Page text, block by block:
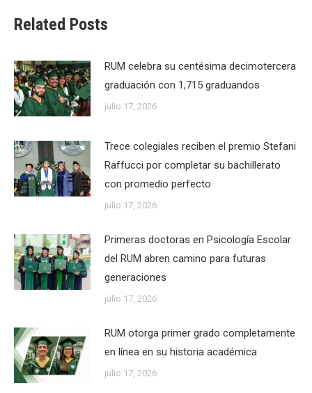
Related Posts
RUM celebra su centésima decimotercera
graduación con 1,715 graduandos
julio 17, 2026
Trece colegiales reciben el premio Stefani
Raffucci por completar su bachillerato
con promedio perfecto
julio 17, 2026
Primeras doctoras en Psicología Escolar
del RUM abren camino para futuras
generaciones
julio 17, 2026
RUM otorga primer grado completamente
en línea en su historia académica
julio 17, 2026